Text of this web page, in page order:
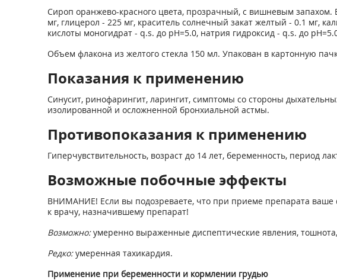
Сироп оранжево-красного цвета, прозрачный, с вишневым запахом.
мг, глицерол - 225 мг, краситель солнечный закат желтый - 0.1 мг,
кислоты моногидрат - q.s. до pH=5.0, натрия гидроксид - q.s. до
Объем флакона из желтого стекла 150 мл. Упакован в картонную
Показания к применению
Синусит, ринофарингит, ларингит, симптомы со стороны
изолированной и осложненной бронхиальной астмы.
Противопоказания к применению
Гиперчувствительность, возраст до 14 лет, беременность, период
Возможные побочные эффекты
ВНИМАНИЕ! Если вы подозреваете, что при приеме препарата ваше
к врачу, назначившему препарат!
Возможно:умеренно выраженные диспептические явления, тошнота,
Редко:умеренная тахикардия.
Применение при беременности и кормлении грудью